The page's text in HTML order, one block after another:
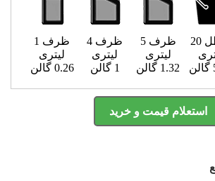
سطل 20
ظرف 5
لیتری
1.32 گالن
ظرف 4
لیتری
1 گالن
ظرف 1
لیتری
0.26 گالن
استعلام قیمت و خرید